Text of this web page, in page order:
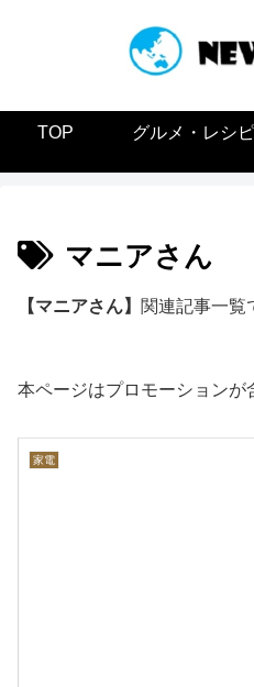
TOP グルメ・レシピ
マニアさん
【マニアさん】 関連記事一覧
本ページはプロモーションが
家電